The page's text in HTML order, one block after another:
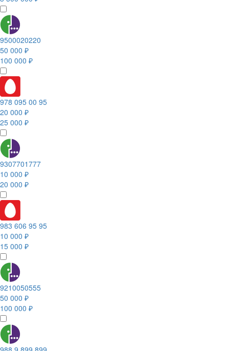
9500020220
50 000 ₽
100 000 ₽
978 095 00 95
20 000 ₽
25 000 ₽
9307701777
10 000 ₽
20 000 ₽
983 606 95 95
10 000 ₽
15 000 ₽
9210050555
50 000 ₽
100 000 ₽